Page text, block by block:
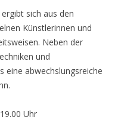
sich aus den
Künstlerinnen und
Neben der
und
eine abwechslungsreiche
Uhr